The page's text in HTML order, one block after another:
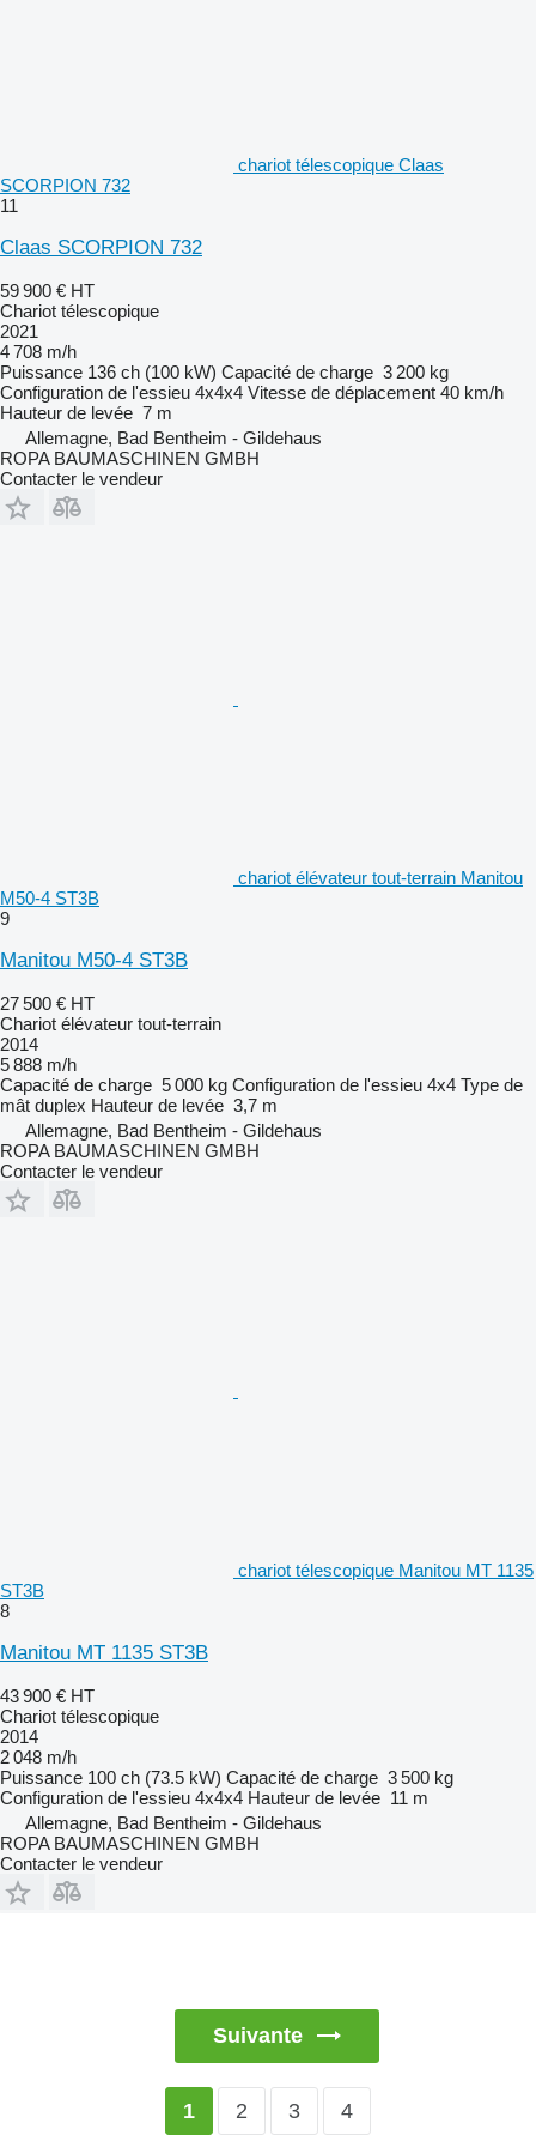
chariot télescopique Claas
SCORPION 732
11
Claas SCORPION 732
59 900 € HT
Chariot télescopique
2021
4 708 m/h
Puissance 136 ch (100 kW) Capacité de charge 3 200 kg
Configuration de l'essieu 4x4x4 Vitesse de déplacement 40 km/h
Hauteur de levée 7 m
Allemagne, Bad Bentheim - Gildehaus
ROPA BAUMASCHINEN GMBH
Contacter le vendeur
chariot élévateur tout-terrain Manitou
M50-4 ST3B
9
Manitou M50-4 ST3B
27 500 € HT
Chariot élévateur tout-terrain
2014
5 888 m/h
Capacité de charge 5 000 kg Configuration de l'essieu 4x4 Type de
mât duplex Hauteur de levée 3,7 m
Allemagne, Bad Bentheim - Gildehaus
ROPA BAUMASCHINEN GMBH
Contacter le vendeur
chariot télescopique Manitou MT 1135
ST3B
8
Manitou MT 1135 ST3B
43 900 € HT
Chariot télescopique
2014
2 048 m/h
Puissance 100 ch (73.5 kW) Capacité de charge 3 500 kg
Configuration de l'essieu 4x4x4 Hauteur de levée 11 m
Allemagne, Bad Bentheim - Gildehaus
ROPA BAUMASCHINEN GMBH
Contacter le vendeur
Suivante
1 2 3 4